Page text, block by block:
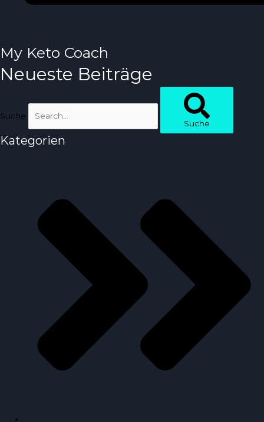
My Keto Coach
Neueste Beiträge
Suche
Suche
Kategorien